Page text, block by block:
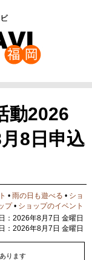
動2026
8日申込
•雨の日も遊べる • ショ
プ• ショップのイベント
：2026年8月7日 金曜日
：2026年8月7日 金曜日
ります